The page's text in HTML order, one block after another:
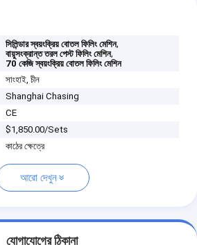
সিলিন্ডার স্বয়ংক্রিয় বোতল ফিলিং মেশিন,
বায়ুসংক্রান্ত তরল পেস্ট ফিলিং মেশিন,
70 কেজি স্বয়ংক্রিয় বোতল ফিলিং মেশিন
সাংহাই, চীন
Shanghai Chasing
CE
$1,850.00/Sets
কাঠের ক্ষেত্রে
আরো দেখুন
যোগাযোগের ঠিকানা